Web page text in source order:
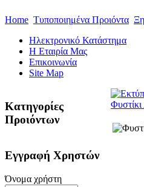
Home Τυποποιημένα Προιόντα
Ηλεκτρονικό Κατάστημα
Η Εταιρία Μας
Επικοινωνία
Site Map
Κατηγορίες
Προιόντων
Εγγραφή Χρηστών
Όνομα χρήστη